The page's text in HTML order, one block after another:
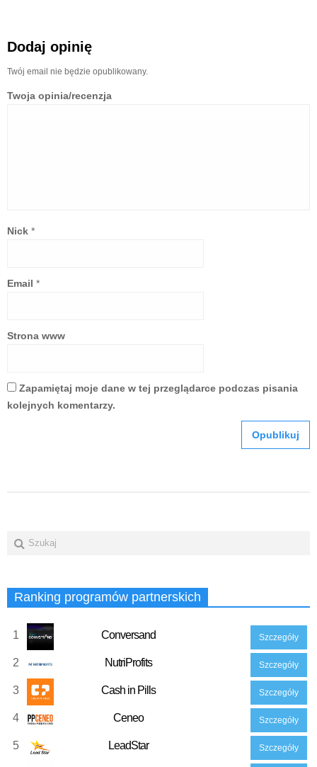
Dodaj opinię
Twój email nie będzie opublikowany.
Twoja opinia/recenzja
Nick *
Email *
Strona www
Zapamiętaj moje dane w tej przeglądarce podczas pisania
kolejnych komentarzy.
Ranking programów partnerskich
1 Conversand Szczegóły
2 NutriProfits Szczegóły
3 Cash in Pills Szczegóły
4 Ceneo Szczegóły
5 LeadStar Szczegóły